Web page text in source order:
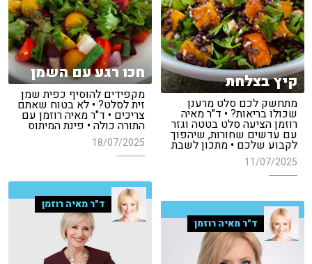
חכו רגע עם השמן
מקפידים להוסיף כפית שמן
זית לסלט? • לא בטוח שאתם
צריכים • ד"ר מאיה רוזמן עם
התורה כולה • פינת המיתוס
18/07/2025
קיץ בצלחת
מתחשק לכם סלט מרענן
שכולו בריאות? • ד"ר מאיה
רוזמן הציעה סלט בטטה וגזר
עם עדשים שחורות, שיהפוך
לקבוע שלכם • מתכון לשבת
11/07/2025
ד"ר מאיה רוזמן
ד"ר מאיה רוזמן